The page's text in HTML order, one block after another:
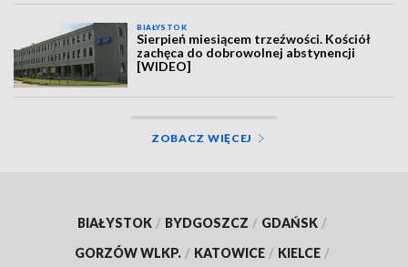
BIAŁYSTOK
Sierpień miesiącem trzeźwości. Kościół
zachęca do dobrowolnej abstynencji
[WIDEO]
ZOBACZ WIĘCEJ
BIAŁYSTOK / BYDGOSZCZ / GDAŃSK /
GORZÓW WLKP. / KATOWICE / KIELCE /